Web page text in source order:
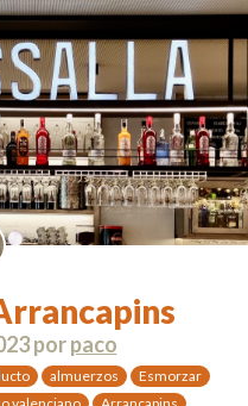
porpaco
almuerzos
Esmorzar